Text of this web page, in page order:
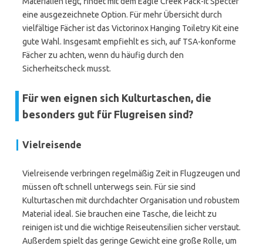
eine ausgezeichnete Option. Für mehr Übersicht durch
vielfältige Fächer ist das Victorinox Hanging Toiletry Kit eine
gute Wahl. Insgesamt empfiehlt es sich, auf TSA-konforme
Fächer zu achten, wenn du häufig durch den
Sicherheitscheck musst.
Für wen eignen sich Kulturtaschen, die
besonders gut für Flugreisen sind?
Vielreisende
Vielreisende verbringen regelmäßig Zeit in Flugzeugen und
müssen oft schnell unterwegs sein. Für sie sind
Kulturtaschen mit durchdachter Organisation und robustem
Material ideal. Sie brauchen eine Tasche, die leicht zu
reinigen ist und die wichtige Reiseutensilien sicher verstaut.
Außerdem spielt das geringe Gewicht eine große Rolle, um